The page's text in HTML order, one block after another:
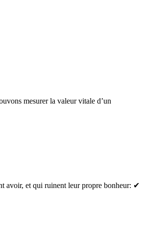
mesurer la valeur vitale d’un
avoir, et qui ruinent leur propre bonheur: ✔